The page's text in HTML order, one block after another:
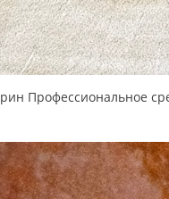
Профессиональное